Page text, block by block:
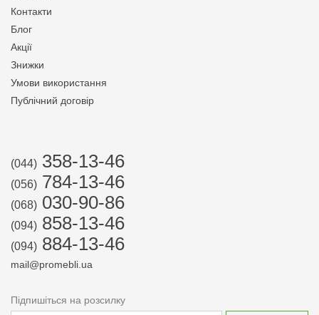
Контакти
Блог
Акції
Знижки
Умови використання
Публічний договір
(044) 358-13-46
(056) 784-13-46
(068) 030-90-86
(094) 858-13-46
(094) 884-13-46
mail@promebli.ua
Підпишіться на розсилку